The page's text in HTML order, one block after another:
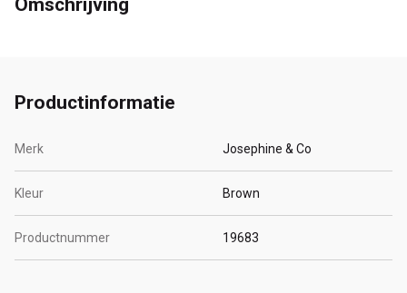
Omschrijving
Productinformatie
Merk Josephine & Co
Kleur Brown
Productnummer 19683